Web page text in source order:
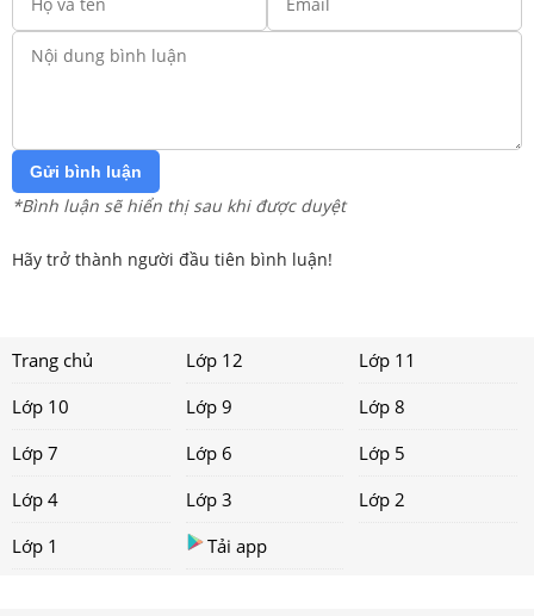
Gửi bình luận
*Bình luận sẽ hiển thị sau khi được duyệt
Hãy trở thành người đầu tiên bình luận!
Trang chủ Lớp 12
Lớp 11
Lớp 10
Lớp 9
Lớp 8
Lớp 7
Lớp 6
Lớp 5
Lớp 4
Lớp 3
Lớp 2
Lớp 1
Tải app